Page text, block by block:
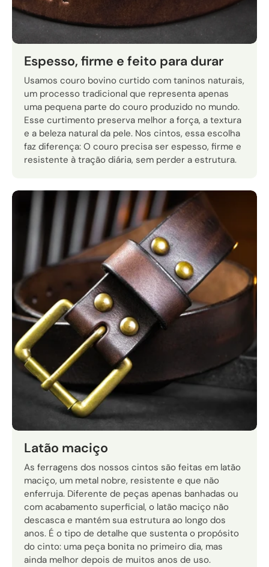
Espesso, firme e feito para durar
Usamos couro bovino curtido com taninos naturais,
um processo tradicional que representa apenas
uma pequena parte do couro produzido no mundo.
Esse curtimento preserva melhor a força, a textura
e a beleza natural da pele. Nos cintos, essa escolha
faz diferença: O couro precisa ser espesso, firme e
resistente à tração diária, sem perder a estrutura.
Latão maciço
As ferragens dos nossos cintos são feitas em latão
maciço, um metal nobre, resistente e que não
enferruja. Diferente de peças apenas banhadas ou
com acabamento superficial, o latão maciço não
descasca e mantém sua estrutura ao longo dos
anos. É o tipo de detalhe que sustenta o propósito
do cinto: uma peça bonita no primeiro dia, mas
ainda melhor depois de muitos anos de uso.